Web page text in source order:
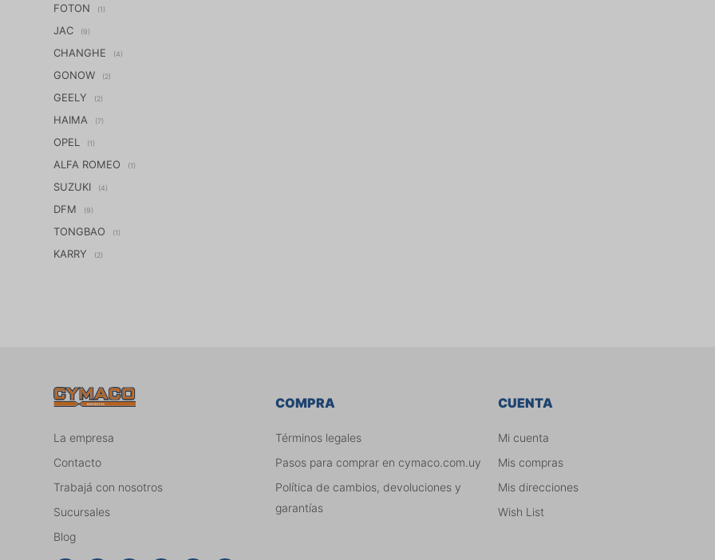
FOTON (1)
JAC (9)
CHANGHE (4)
GONOW (2)
GEELY (2)
HAIMA (7)
OPEL (1)
ALFA ROMEO (1)
SUZUKI (4)
DFM (9)
TONGBAO (1)
KARRY (2)
La empresa
Contacto
Trabajá con nosotros
Sucursales
Blog
COMPRA
Términos legales
Pasos para comprar en cymaco.com.uy
Política de cambios, devoluciones y
garantías
CUENTA
Mi cuenta
Mis compras
Mis direcciones
Wish List